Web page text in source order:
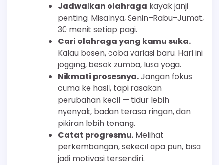
Jadwalkan olahraga kayak janji
penting. Misalnya, Senin–Rabu–Jumat,
30 menit setiap pagi.
Cari olahraga yang kamu suka.
Kalau bosen, coba variasi baru. Hari ini
jogging, besok zumba, lusa yoga.
Nikmati prosesnya.Jangan fokus
cuma ke hasil, tapi rasakan
perubahan kecil — tidur lebih
nyenyak, badan terasa ringan, dan
pikiran lebih tenang.
Catat progresmu. Melihat
perkembangan, sekecil apa pun, bisa
jadi motivasi tersendiri.